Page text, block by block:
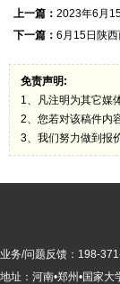
上一篇： 2023年6月
下一篇： 6月15日陕
免责声明:
1、凡注明为其它媒
2、您若对该稿件内
3、我们努力做到报
业务/问题反馈：198-
地址：河南•郑州•国家